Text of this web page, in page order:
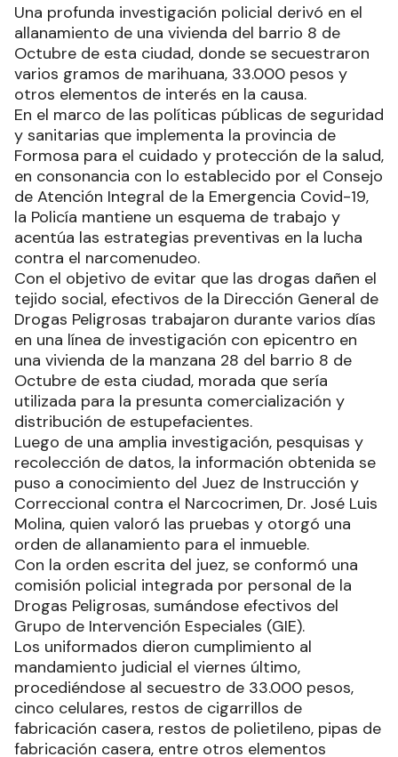
Una profunda investigación policial derivó en el
allanamiento de una vivienda del barrio 8 de
Octubre de esta ciudad, donde se secuestraron
varios gramos de marihuana, 33.000 pesos y
otros elementos de interés en la causa.
En el marco de las políticas públicas de seguridad
y sanitarias que implementa la provincia de
Formosa para el cuidado y protección de la salud,
en consonancia con lo establecido por el Consejo
de Atención Integral de la Emergencia Covid-19,
la Policía mantiene un esquema de trabajo y
acentúa las estrategias preventivas en la lucha
contra el narcomenudeo.
Con el objetivo de evitar que las drogas dañen el
tejido social, efectivos de la Dirección General de
Drogas Peligrosas trabajaron durante varios días
en una línea de investigación con epicentro en
una vivienda de la manzana 28 del barrio 8 de
Octubre de esta ciudad, morada que sería
utilizada para la presunta comercialización y
distribución de estupefacientes.
Luego de una amplia investigación, pesquisas y
recolección de datos, la información obtenida se
puso a conocimiento del Juez de Instrucción y
Correccional contra el Narcocrimen, Dr. José Luis
Molina, quien valoró las pruebas y otorgó una
orden de allanamiento para el inmueble.
Con la orden escrita del juez, se conformó una
comisión policial integrada por personal de la
Drogas Peligrosas, sumándose efectivos del
Grupo de Intervención Especiales (GIE).
Los uniformados dieron cumplimiento al
mandamiento judicial el viernes último,
procediéndose al secuestro de 33.000 pesos,
cinco celulares, restos de cigarrillos de
fabricación casera, restos de polietileno, pipas de
fabricación casera, entre otros elementos